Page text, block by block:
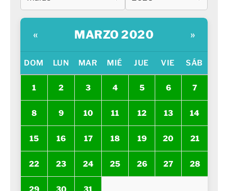
« MARZO 2020 »
DOM LUN MAR MIÉ JUE VIE SÁB
1 2 3 4 5 6 7
8 9 10 11 12 13 14
15 16 17 18 19 20 21
22 23 24 25 26 27 28